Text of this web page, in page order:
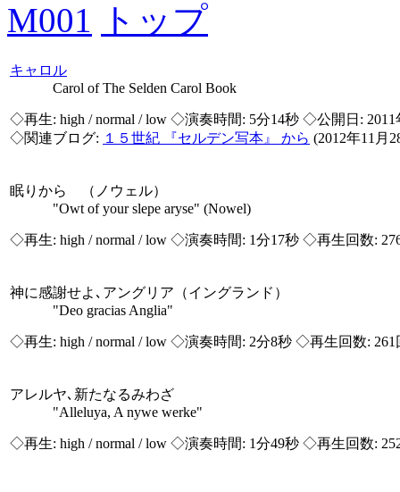
M001 トップ
キャロル
Carol of The Selden Carol Book
◇再生: high / normal / low ◇演奏時間: 5分14秒 ◇公開日: 2011
◇関連ブログ: １５世紀 『セルデン写本』 から (2012年11月
眠りから （ノウェル）
"Owt of your slepe aryse" (Nowel)
◇再生: high / normal / low ◇演奏時間: 1分17秒 ◇再生回数:
神に感謝せよ､アングリア（イングランド）
"Deo gracias Anglia"
◇再生: high / normal / low ◇演奏時間: 2分8秒 ◇再生回数:
アレルヤ､新たなるみわざ
"Alleluya, A nywe werke"
◇再生: high / normal / low ◇演奏時間: 1分49秒 ◇再生回数: